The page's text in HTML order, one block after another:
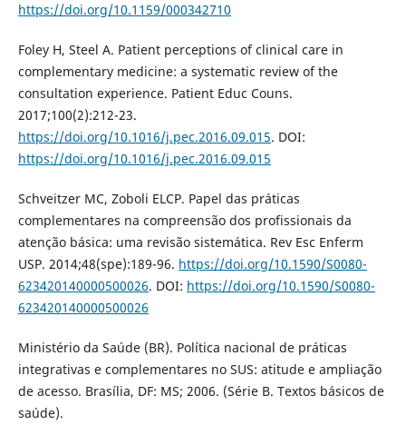
https://doi.org/10.1159/000342710
Foley H, Steel A. Patient perceptions of clinical care in
complementary medicine: a systematic review of the
consultation experience. Patient Educ Couns.
2017;100(2):212-23.
https://doi.org/10.1016/j.pec.2016.09.015. DOI:
https://doi.org/10.1016/j.pec.2016.09.015
Schveitzer MC, Zoboli ELCP. Papel das práticas
complementares na compreensão dos profissionais da
atenção básica: uma revisão sistemática. Rev Esc Enferm
USP. 2014;48(spe):189-96. https://doi.org/10.1590/S0080-
623420140000500026. DOI: https://doi.org/10.1590/S0080-
623420140000500026
Ministério da Saúde (BR). Política nacional de práticas
integrativas e complementares no SUS: atitude e ampliação
de acesso. Brasília, DF: MS; 2006. (Série B. Textos básicos de
saúde).